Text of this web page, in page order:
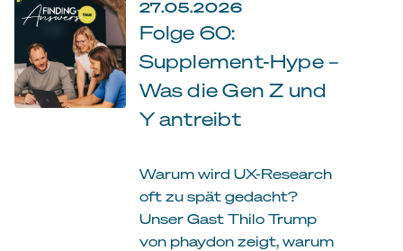
27.05.2026
Folge 60:
Supplement-Hype –
Was die Gen Z und
Y antreibt
Warum wird UX-Research
oft zu spät gedacht?
Unser Gast Thilo Trump
von phaydon zeigt, warum